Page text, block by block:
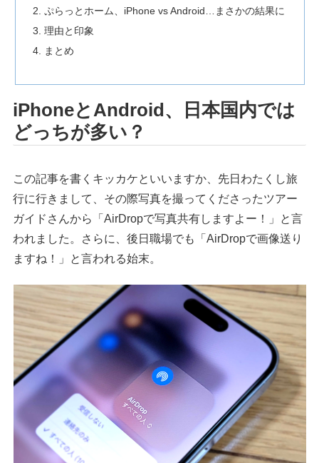
ぷらっとホーム、iPhone vs Android…まさかの結果に
理由と印象
まとめ
iPhoneとAndroid、日本国内では
どっちが多い？
この記事を書くキッカケといいますか、先日わたくし旅
行に行きまして、その際写真を撮ってくださったツアー
ガイドさんから「AirDropで写真共有しますよー！」と言
われました。さらに、後日職場でも「AirDropで画像送り
ますね！」と言われる始末。